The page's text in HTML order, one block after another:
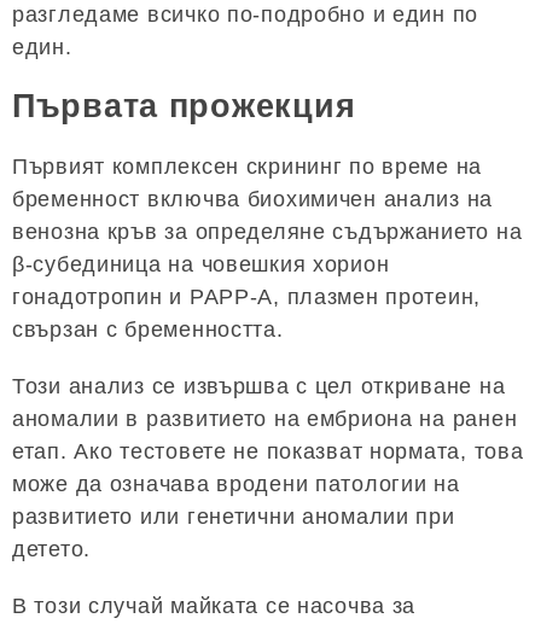
разгледаме всичко по-подробно и един по
един.
Първата прожекция
Първият комплексен скрининг по време на
бременност включва биохимичен анализ на
венозна кръв за определяне съдържанието на
β-субединица на човешкия хорион
гонадотропин и PAPP-A, плазмен протеин,
свързан с бременността.
Този анализ се извършва с цел откриване на
аномалии в развитието на ембриона на ранен
етап. Ако тестовете не показват нормата, това
може да означава вродени патологии на
развитието или генетични аномалии при
детето.
В този случай майката се насочва за